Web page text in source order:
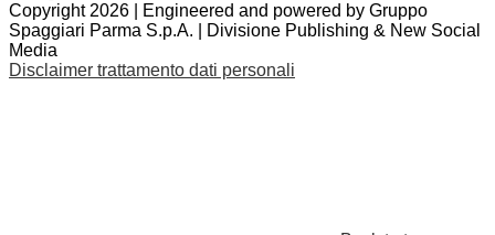
Copyright 2026 | Engineered and powered by Gruppo
Spaggiari Parma S.p.A. | Divisione Publishing & New Social
Media
Disclaimer trattamento dati personali